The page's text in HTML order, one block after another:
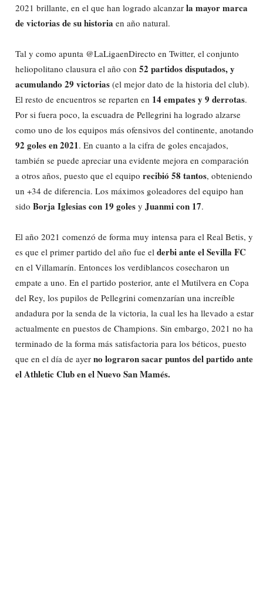
2021 brillante, en el que han logrado alcanzar la mayor marca
de victorias de su historia en año natural.
Tal y como apunta @LaLigaenDirecto en Twitter, el conjunto
heliopolitano clausura el año con 52 partidos disputados, y
acumulando 29 victorias (el mejor dato de la historia del club).
El resto de encuentros se reparten en 14 empates y 9 derrotas.
Por si fuera poco, la escuadra de Pellegrini ha logrado alzarse
como uno de los equipos más ofensivos del continente, anotando
92 goles en 2021. En cuanto a la cifra de goles encajados,
también se puede apreciar una evidente mejora en comparación
a otros años, puesto que el equipo recibió 58 tantos, obteniendo
un +34 de diferencia. Los máximos goleadores del equipo han
sido Borja Iglesias con 19 goles y Juanmi con 17.
El año 2021 comenzó de forma muy intensa para el Real Betis, y
es que el primer partido del año fue el derbi ante el Sevilla FC
en el Villamarín. Entonces los verdiblancos cosecharon un
empate a uno. En el partido posterior, ante el Mutilvera en Copa
del Rey, los pupilos de Pellegrini comenzarían una increíble
andadura por la senda de la victoria, la cual les ha llevado a estar
actualmente en puestos de Champions. Sin embargo, 2021 no ha
terminado de la forma más satisfactoria para los béticos, puesto
que en el día de ayer no lograron sacar puntos del partido ante
el Athletic Club en el Nuevo San Mamés.